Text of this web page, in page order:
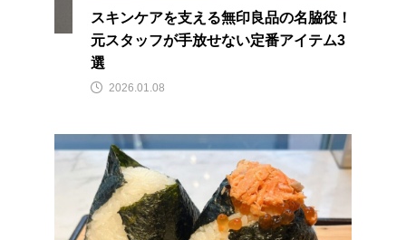
スキンケアを支える無印良品の名脇役！
元スタッフが手放せない定番アイテム3
選
2026.01.08